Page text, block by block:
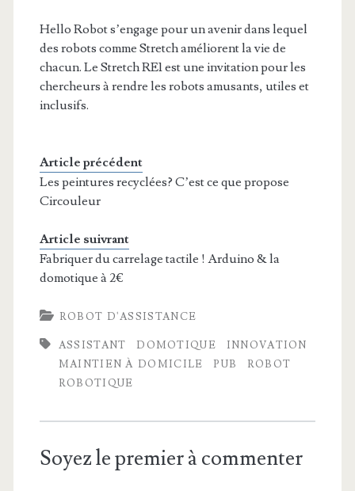
Hello Robot s’engage pour un avenir dans lequel
des robots comme Stretch améliorent la vie de
chacun. Le Stretch RE1 est une invitation pour les
chercheurs à rendre les robots amusants, utiles et
inclusifs.
Article précédent
Les peintures recyclées? C’est ce que propose
Circouleur
Article suivrant
Fabriquer du carrelage tactile ! Arduino & la
domotique à 2€
ROBOT D'ASSISTANCE
ASSISTANT DOMOTIQUE
INNOVATION
MAINTIEN À DOMICILE
PUB
ROBOT
ROBOTIQUE
Soyez le premier à commenter